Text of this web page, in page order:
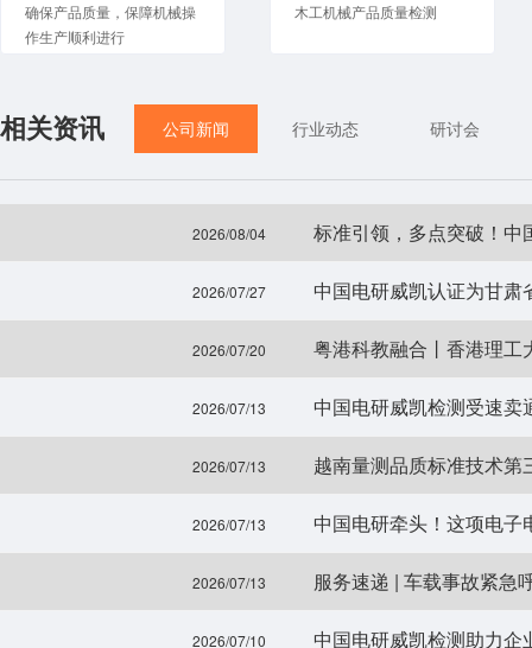
确保产品质量，保障机械操
作生产顺利进行
木工机械产品质量检测
相关资讯 公司新闻 行业动态 研讨会
2026/08/04 标准引领，多点突破！中
2026/07/27 中国电研威凯认证为甘
2026/07/20 粤港科教融合丨香港理工
2026/07/13 中国电研威凯检测受速
2026/07/13 越南量测品质标准技术
2026/07/13 中国电研牵头！这项电
2026/07/13 服务速递 | 车载事故紧急
2026/07/10 中国电研威凯检测助力